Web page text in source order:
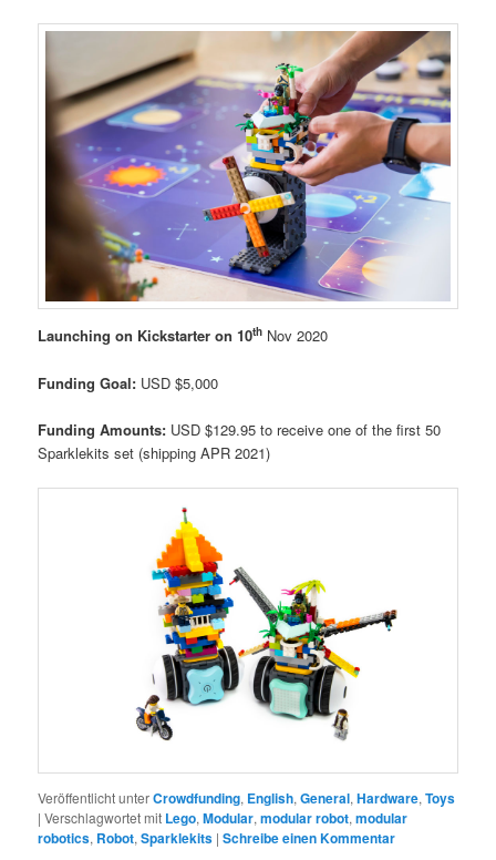
Launching on Kickstarter on10th Nov 2020
Funding Goal: USD $5,000
Funding Amounts: USD $129.95 to receive one of the first 50
Sparklekits set (shipping APR 2021)
Veröffentlicht unterCrowdfunding, English,General,Hardware,Toys
|Verschlagwortet mit Lego,Modular,modular robot,modular
robotics, Robot,Sparklekits |Schreibe einen Kommentar